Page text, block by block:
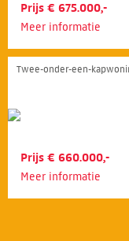
Prijs € 675.000,-
Meer informatie
Twee-onder-een-
Prijs € 660.000,-
Meer informatie